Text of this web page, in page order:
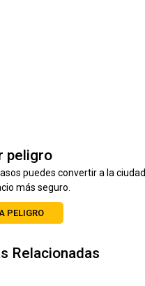
peligro
puedes convertir a la ciudad
más seguro.
PELIGRO
Relacionadas